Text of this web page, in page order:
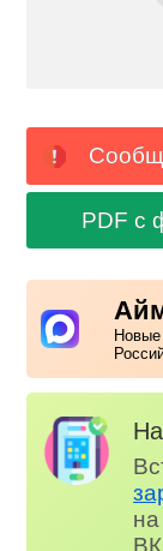
PDF с